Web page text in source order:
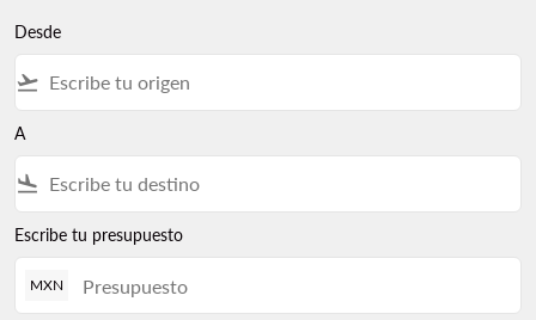
Desde
flight_takeoff
A
flight_land
Escribe tu presupuesto
MXN